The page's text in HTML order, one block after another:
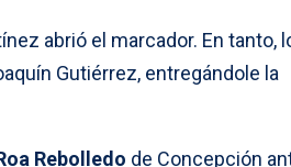
abrió el marcador. En tanto,
Gutiérrez, entregándole la
Rebolledo de Concepción